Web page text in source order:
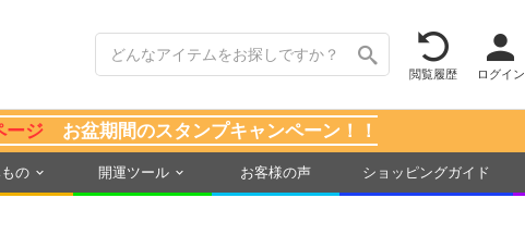
閲覧履歴 ログイン
ージ お盆期間のスタンプキャンペーン！！
の 開運ツール お客様の声 ショッピングガイド